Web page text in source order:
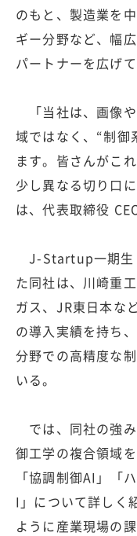
のもと、製造業を
ギー分野など、幅
パートナーを広げて
「当社は、画像
域ではなく、“制御
ます。皆さんがこ
少し異なる切り口
は、代表取締役
J-Startup一期生
た同社は、川崎重
ガス、JR東日本な
の導入実績を持ち
分野での高精度な
いる。
では、同社の強
御工学の複合領域
「協調制御AI」「
I」について詳しく
ように産業現場の